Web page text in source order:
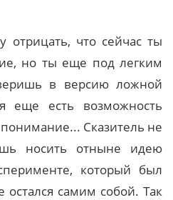
что сейчас ты
но ты еще под легким
в версию ложной
еще есть возможность
Сказитель не
носить отныне идею
который был
остался самим собой. Так